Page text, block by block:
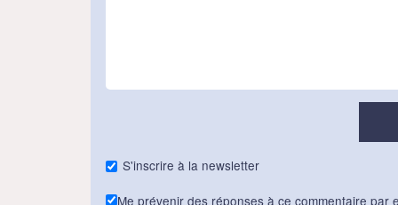
S'inscrire à la newsletter
Me prévenir des réponses à ce commentaire par